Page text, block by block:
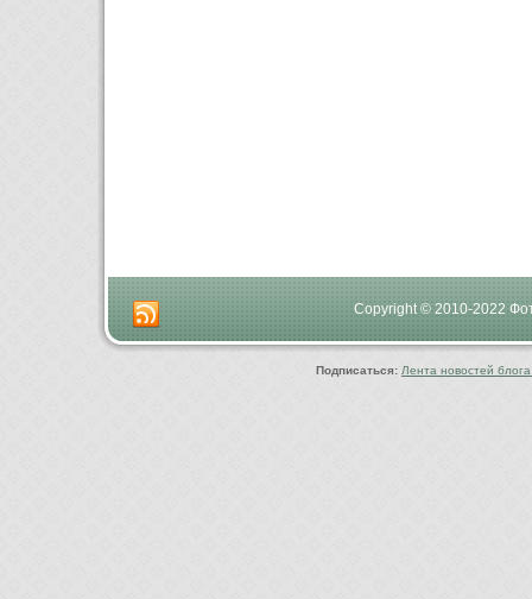
Copyright © 2010-2022
Подписаться: Лента новостей